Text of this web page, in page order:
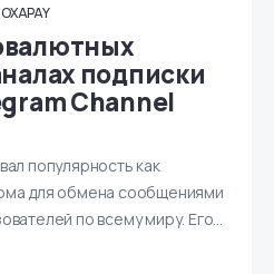
подписки
Channel
популярность как
для обмена сообщениями
по всему миру. Его…